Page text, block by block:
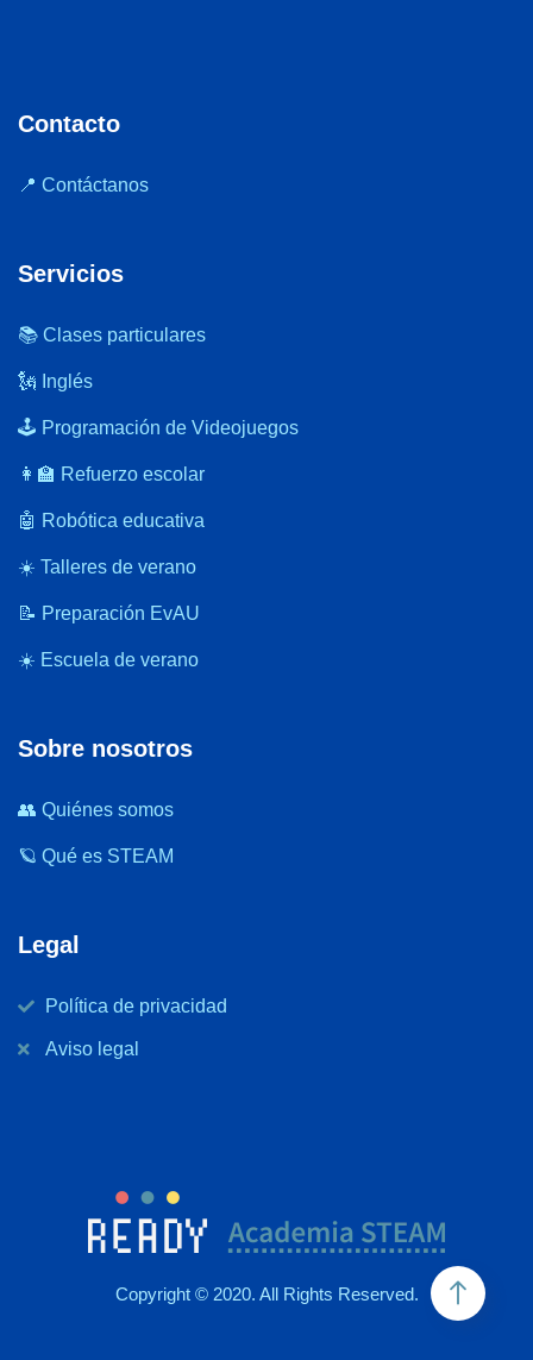
Contacto
📍 Contáctanos
Servicios
📚 Clases particulares
🗽 Inglés
🕹️ Programación de Videojuegos
👩‍🏫 Refuerzo escolar
🤖 Robótica educativa
☀️ Talleres de verano
📝 Preparación EvAU
☀️ Escuela de verano
Sobre nosotros
👥 Quiénes somos
🪐 Qué es STEAM
Legal
Política de privacidad
Aviso legal
Copyright © 2020. All Rights Reserved.